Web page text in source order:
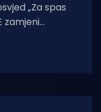
„Za spas
zamjeni